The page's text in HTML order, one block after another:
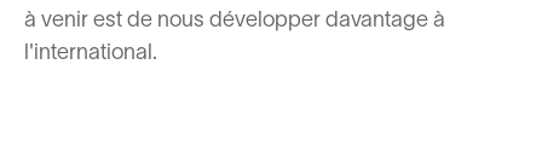
à venir est de nous développer davantage à
l'international.